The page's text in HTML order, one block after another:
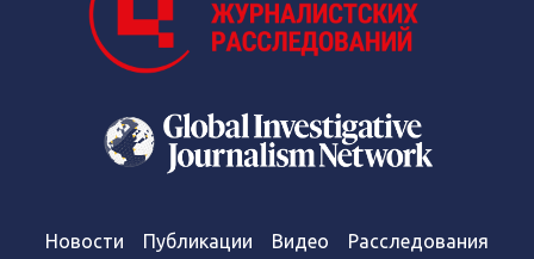
Новости Публикации Видео
Расследования